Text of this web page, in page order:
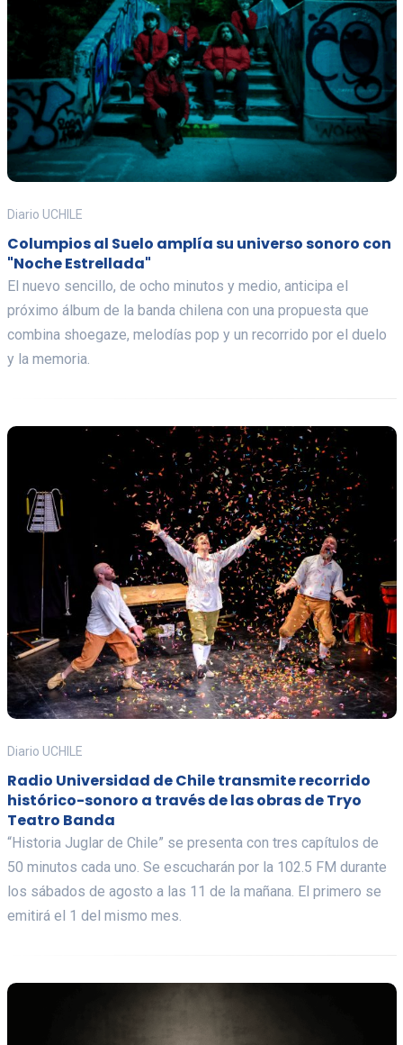
Diario UCHILE
Columpios al Suelo amplía su universo sonoro con
"Noche Estrellada"
El nuevo sencillo, de ocho minutos y medio, anticipa el
próximo álbum de la banda chilena con una propuesta que
combina shoegaze, melodías pop y un recorrido por el duelo
y la memoria.
Diario UCHILE
Radio Universidad de Chile transmite recorrido
histórico-sonoro a través de las obras de Tryo
Teatro Banda
“Historia Juglar de Chile” se presenta con tres capítulos de
50 minutos cada uno. Se escucharán por la 102.5 FM durante
los sábados de agosto a las 11 de la mañana. El primero se
emitirá el 1 del mismo mes.